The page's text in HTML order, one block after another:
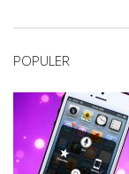
POPULER